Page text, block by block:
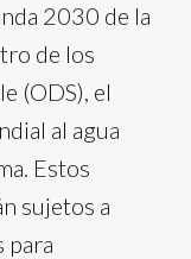
2030 de la
de los
(ODS), el
al agua
Estos
sujetos a
para